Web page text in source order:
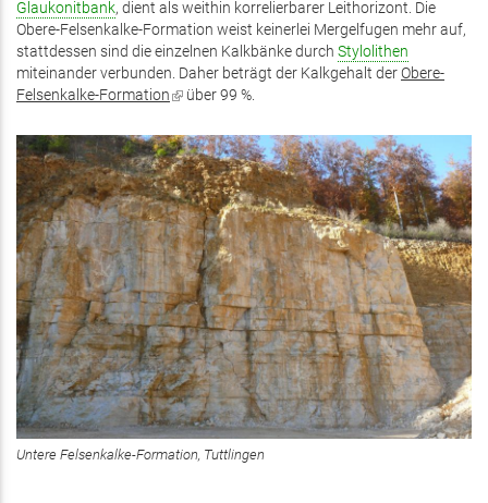
Glaukonitbank, dient als weithin korrelierbarer Leithorizont. Die
Obere-Felsenkalke-Formation weist keinerlei Mergelfugen mehr auf,
stattdessen sind die einzelnen Kalkbänke durch Stylolithen
miteinander verbunden. Daher beträgt der Kalkgehalt derObere-
Felsenkalke-Formation(Link
extern)
über 99 %.
Untere Felsenkalke-Formation, Tuttlingen